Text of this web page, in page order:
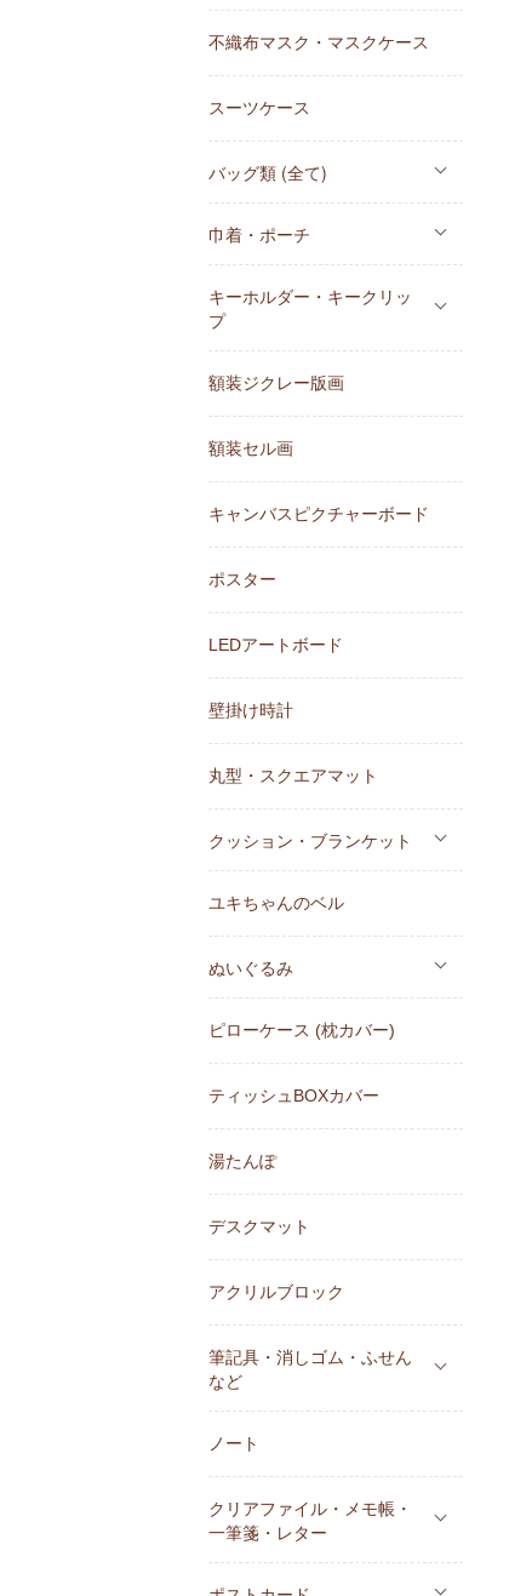
不織布マスク・マスクケース
スーツケース
バッグ類 (全て)
巾着・ポーチ
キーホルダー・キークリッ
プ
額装ジクレー版画
額装セル画
キャンバスピクチャーボード
ポスター
LEDアートボード
壁掛け時計
丸型・スクエアマット
クッション・ブランケット
ユキちゃんのベル
ぬいぐるみ
ピローケース (枕カバー)
ティッシュBOXカバー
湯たんぽ
デスクマット
アクリルブロック
筆記具・消しゴム・ふせん
など
ノート
クリアファイル・メモ帳・
一筆箋・レター